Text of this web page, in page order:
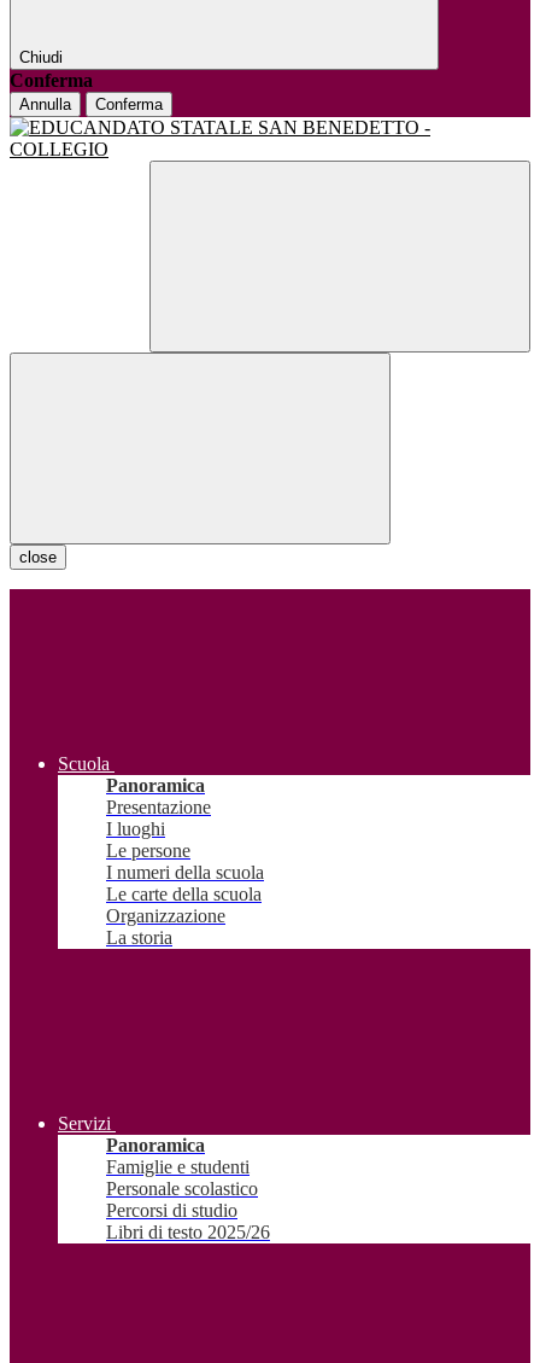
Chiudi
Conferma
Annulla Conferma
close
Scuola
Panoramica
Presentazione
I luoghi
Le persone
I numeri della scuola
Le carte della scuola
Organizzazione
La storia
Servizi
Panoramica
Famiglie e studenti
Personale scolastico
Percorsi di studio
Libri di testo 2025/26